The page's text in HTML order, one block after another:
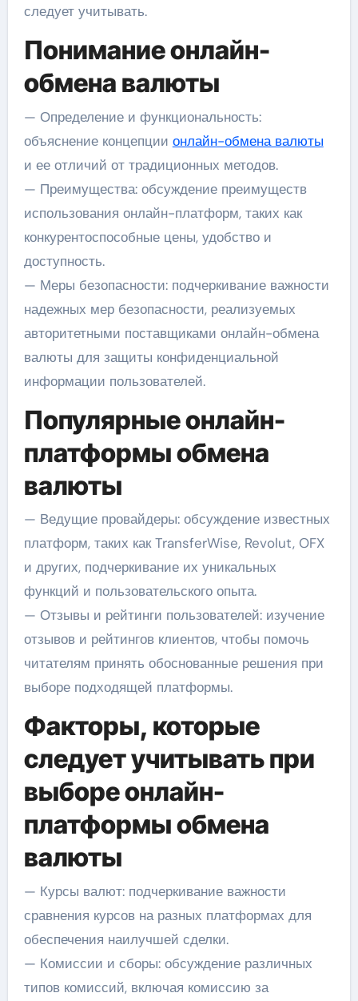
следует учитывать.
Понимание онлайн-
обмена валюты
— Определение и функциональность:
объяснение концепции онлайн-обмена валюты
и ее отличий от традиционных методов.
— Преимущества: обсуждение преимуществ
использования онлайн-платформ, таких как
конкурентоспособные цены, удобство и
доступность.
— Меры безопасности: подчеркивание важности
надежных мер безопасности, реализуемых
авторитетными поставщиками онлайн-обмена
валюты для защиты конфиденциальной
информации пользователей.
Популярные онлайн-
платформы обмена
валюты
— Ведущие провайдеры: обсуждение известных
платформ, таких как TransferWise, Revolut, OFX
и других, подчеркивание их уникальных
функций и пользовательского опыта.
— Отзывы и рейтинги пользователей: изучение
отзывов и рейтингов клиентов, чтобы помочь
читателям принять обоснованные решения при
выборе подходящей платформы.
Факторы, которые
следует учитывать при
выборе онлайн-
платформы обмена
валюты
— Курсы валют: подчеркивание важности
сравнения курсов на разных платформах для
обеспечения наилучшей сделки.
— Комиссии и сборы: обсуждение различных
типов комиссий, включая комиссию за